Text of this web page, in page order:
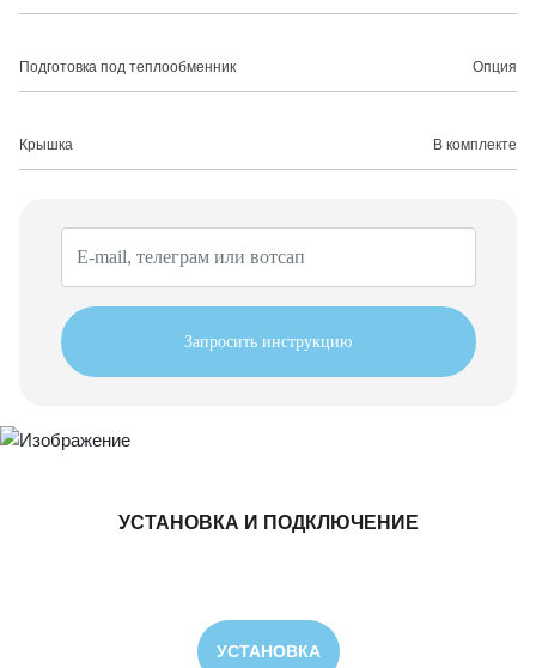
Подготовка под теплообменник Опция
Крышка В комплекте
Запросить инструкцию
УСТАНОВКА И ПОДКЛЮЧЕНИЕ
УСТАНОВКА